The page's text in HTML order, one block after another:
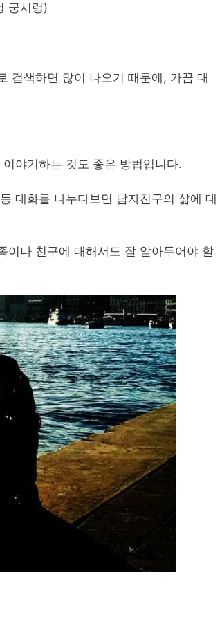
궁시렁)
검색하면 많이 나오기 때문에, 가끔 대
야기하는 것도 좋은 방법입니다.
대화를 나누다보면 남자친구의 삶에 대
이나 친구에 대해서도 잘 알아두어야 할